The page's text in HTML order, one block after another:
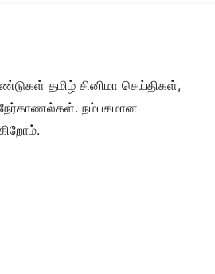
தமிழ் சினிமா செய்திகள்,
நம்பகமான